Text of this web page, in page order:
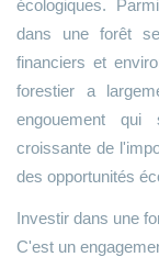
écologiques.
dans une forêt
financiers et
forestier a
engouement
croissante de
des opportunités
Investir dans une
C'est un